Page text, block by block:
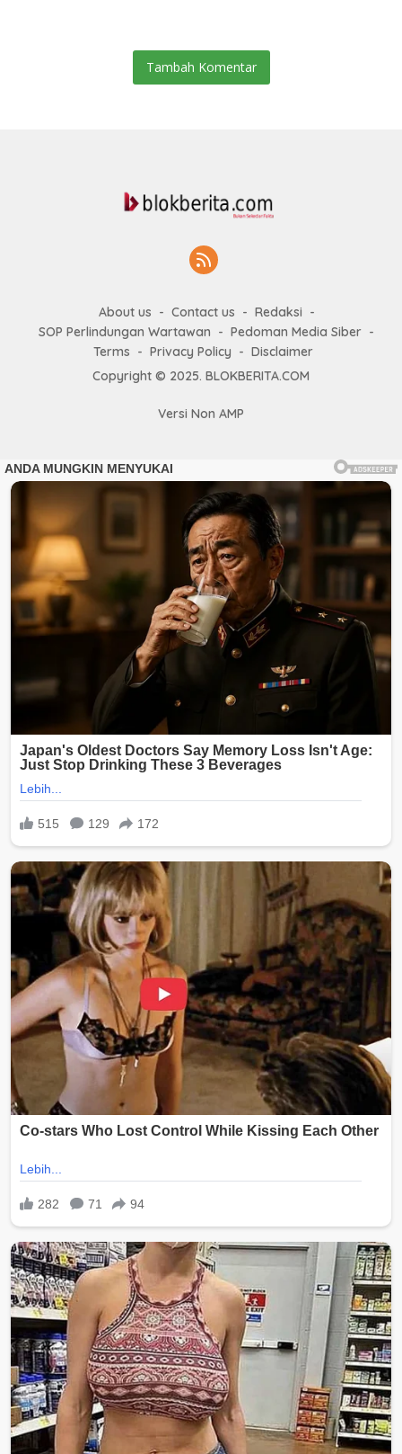
Tambah Komentar
About us Contact us
Redaksi
SOP Perlindungan Wartawan
Pedoman Media Siber
Terms
Privacy Policy
Disclaimer
Copyright © 2025. BLOKBERITA.COM
Versi Non AMP